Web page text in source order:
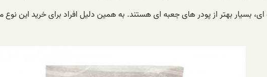
بسیار بهتر از پودر های جعبه ای هستند. به همین دلیل افراد برای خرید این